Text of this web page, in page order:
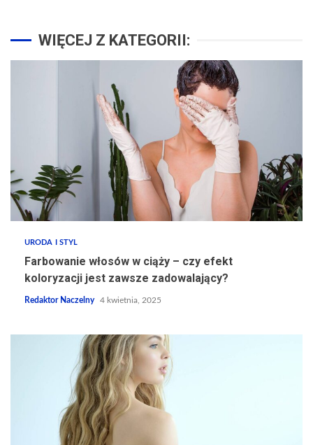
WIĘCEJ Z KATEGORII:
URODA I STYL
Farbowanie włosów w ciąży – czy efekt
koloryzacji jest zawsze zadowalający?
Redaktor Naczelny 4 kwietnia, 2025